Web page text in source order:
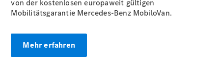
Highlights
Leasing
von der kostenlosen europaweit gültigen
Mobilitätsgarantie Mercedes-Benz MobiloVan.
Mehr erfahren